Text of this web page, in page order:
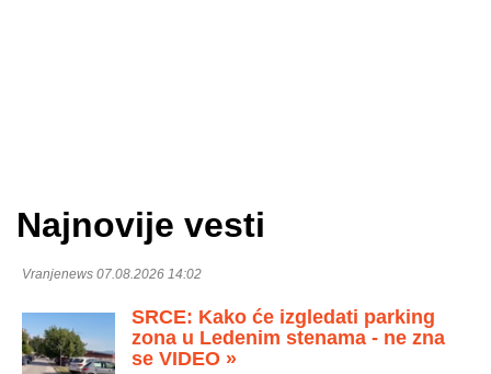
Najnovije vesti
Vranjenews 07.08.2026 14:02
SRCE: Kako će izgledati parking
zona u Ledenim stenama - ne zna
se VIDEO »